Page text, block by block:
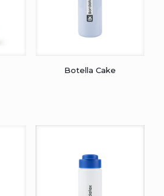
Botella Cake